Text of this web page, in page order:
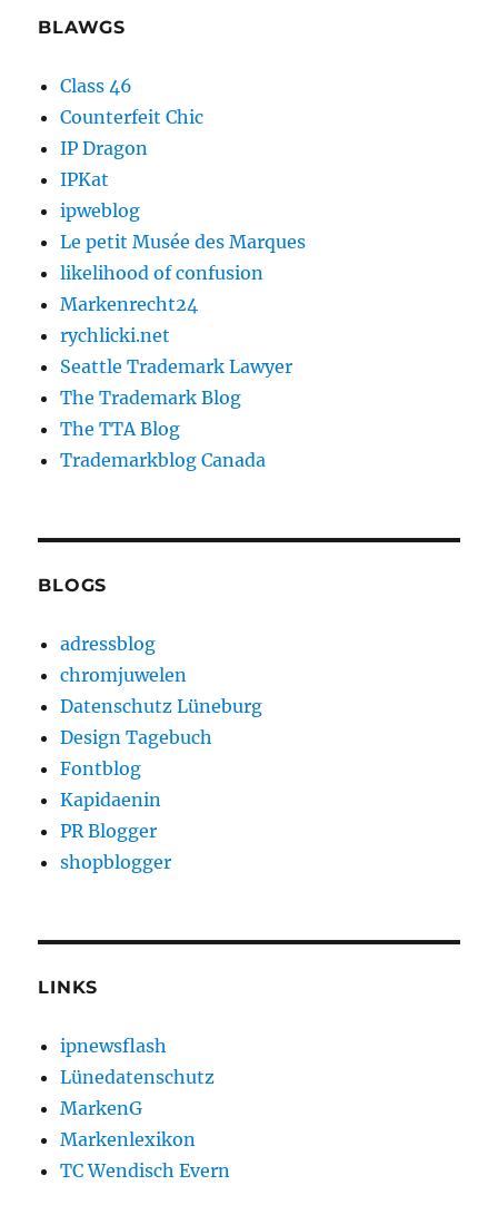
BLAWGS
Class 46
Counterfeit Chic
IP Dragon
IPKat
ipweblog
Le petit Musée des Marques
likelihood of confusion
Markenrecht24
rychlicki.net
Seattle Trademark Lawyer
The Trademark Blog
The TTA Blog
Trademarkblog Canada
BLOGS
adressblog
chromjuwelen
Datenschutz Lüneburg
Design Tagebuch
Fontblog
Kapidaenin
PR Blogger
shopblogger
LINKS
ipnewsflash
Lünedatenschutz
MarkenG
Markenlexikon
TC Wendisch Evern